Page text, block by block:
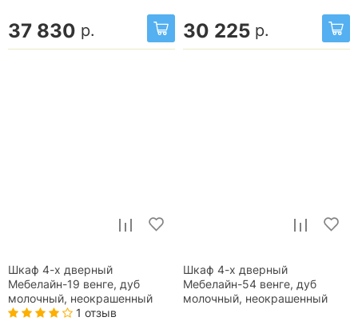
37 830 р. 30 225 р.
Шкаф 4-х дверный
Мебелайн-19 венге, дуб
молочный, неокрашенный
1 отзыв
Шкаф 4-х дверный
Мебелайн-54 венге, дуб
молочный, неокрашенный